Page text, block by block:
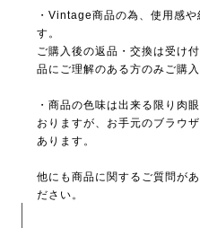
・Vintage商品の為、使用感
す。
ご購入後の返品・交換は受け
品にご理解のある方のみご購
・商品の色味は出来る限り肉
おりますが、お手元のブラウ
あります。
他にも商品に関するご質問が
ださい。